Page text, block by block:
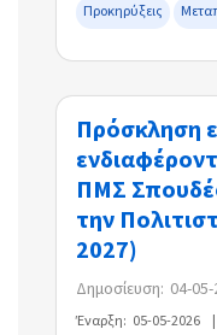
Προκηρύξεις
Πρόσκληση
ΠΜΣ
την
2027)
Δημοσίευση: 04-
Έναρξη: 05-05-2026 |